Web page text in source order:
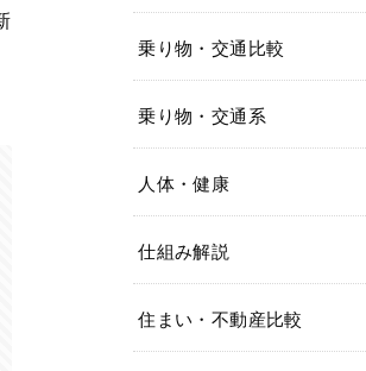
乗り物・交通比較
乗り物・交通系
人体・健康
仕組み解説
住まい・不動産比較